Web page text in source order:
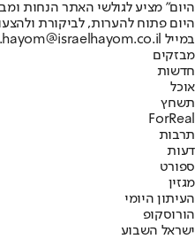
היום" מציע לגולשי האתר הנחות
היום פתוח להערות, לביקורת
במייל hayom@israelhayom.co.il.
מבזקים
חדשות
אוכל
תשחץ
ForReal
תרבות
דעות
ספורט
מגזין
העיתון היומי
הורוסקופ
ישראל השבוע